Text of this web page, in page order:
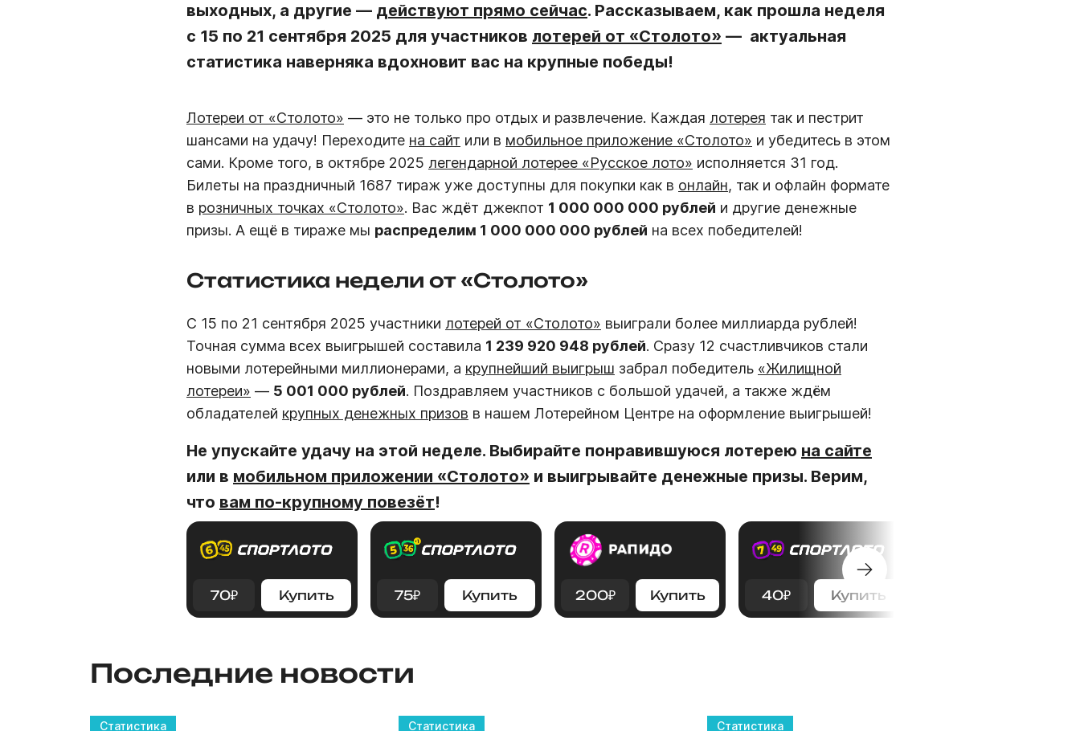
выходных, а другие — действуют прямо сейчас. Рассказываем, как прошла неделя
с 15 по 21 сентября 2025 для участников лотерей от «Столото» — актуальная
статистика наверняка вдохновит вас на крупные победы!
Лотереи от «Столото» — это не только про отдых и развлечение. Каждая лотерея так и пестрит
шансами на удачу! Переходите на сайт или в мобильное приложение «Столото» и убедитесь в этом
сами. Кроме того, в октябре 2025 легендарной лотерее «Русское лото» исполняется 31 год.
Билеты на праздничный 1687 тираж уже доступны для покупки как в онлайн, так и офлайн формате
в розничных точках «Столото». Вас ждёт джекпот 1 000 000 000 рублей и другие денежные
призы. А ещё в тираже мы распределим 1 000 000 000 рублей на всех победителей!
Статистика недели от «Столото»
С 15 по 21 сентября 2025 участники лотерей от «Столото» выиграли более миллиарда рублей!
Точная сумма всех выигрышей составила 1 239 920 948 рублей. Сразу 12 счастливчиков стали
новыми лотерейными миллионерами, а крупнейший выигрыш забрал победитель «Жилищной
лотереи» — 5 001 000 рублей. Поздравляем участников с большой удачей, а также ждём
обладателей крупных денежных призов в нашем Лотерейном Центре на оформление выигрышей!
Не упускайте удачу на этой неделе. Выбирайте понравившуюся лотерею на сайте
или в мобильном приложении «Столото» и выигрывайте денежные призы. Верим,
что вам по-крупному повезёт!
70₽ Купить 75₽ Купить 200₽ Купить 40₽ Купить
Последние новости
Статистика Статистика Статистика